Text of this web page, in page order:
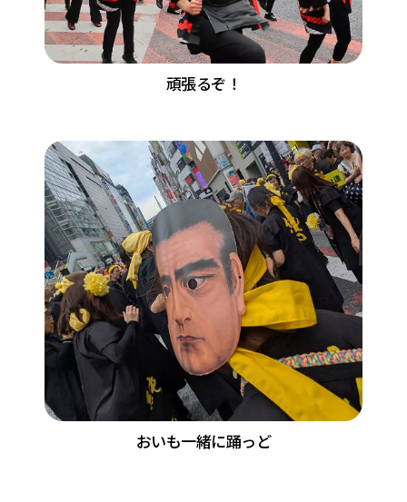
頑張るぞ！
おいも一緒に踊っど